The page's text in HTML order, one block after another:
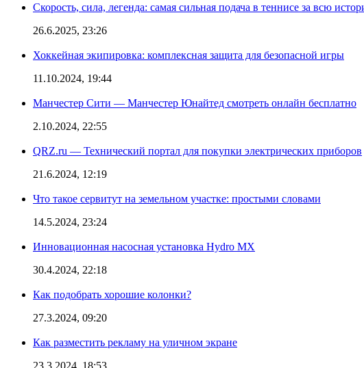
Скорость, сила, легенда: самая сильная подача в теннисе за всю
26.6.2025, 23:26
Хоккейная экипировка: комплексная защита для безопасной игры
11.10.2024, 19:44
Манчестер Сити — Манчестер Юнайтед смотреть онлайн бесплатно
2.10.2024, 22:55
QRZ.ru — Технический портал для покупки электрических приборов
21.6.2024, 12:19
Что такое сервитут на земельном участке: простыми словами
14.5.2024, 23:24
Инновационная насосная установка Hydro MX
30.4.2024, 22:18
Как подобрать хорошие колонки?
27.3.2024, 09:20
Как разместить рекламу на уличном экране
23.3.2024, 18:53